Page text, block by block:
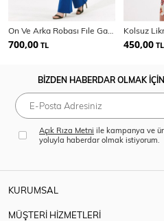
On Ve Arka Robası Fıle Garnılı Onden Fermuarlı Tulum | Tlm14625
700,00 TL 450,00 TL
BİZDEN HABERDAR OLMAK
Açık Rıza Metni ile kampanya ve
yoluyla haberdar olmak istiyorum.
KURUMSAL
MÜŞTERİ HİZMETLERİ